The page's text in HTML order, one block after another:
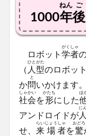
1000年
ねん
後
ご
ロボット学
がく
者
しゃ
（ 人
ひと
型
がた
のロボッ
か問
と
いかけます。
社
しゃ
会
かい
を形
かたち
にした
ほ
アンドロイドが人
にん
せ、 来
らい
場
じょう
者
しゃ
を驚
おどろ